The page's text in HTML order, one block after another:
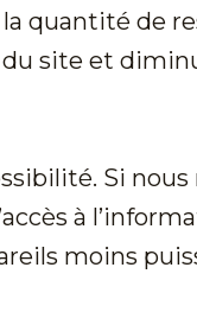
quantité de
site et
Si
à
moins